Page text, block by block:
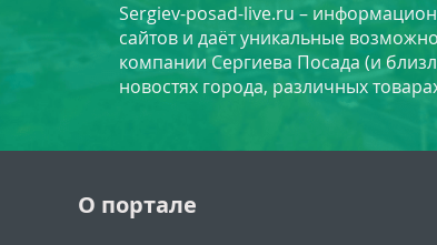
Sergiev-posad-live.ru –
сайтов и даёт уникальные
компании Сергиева Посада (и
новостях города, различных
О портале